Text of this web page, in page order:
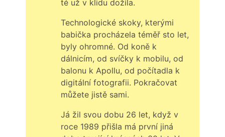
té už v klidu dožila.
Technologické skoky, kterými
babička procházela téměř sto let,
byly ohromné. Od koně k
dálnicím, od svíčky k mobilu, od
balonu k Apollu, od počítadla k
digitální fotografii. Pokračovat
můžete jistě sami.
Já žil svou dobu 26 let, když v
roce 1989 přišla má první jiná